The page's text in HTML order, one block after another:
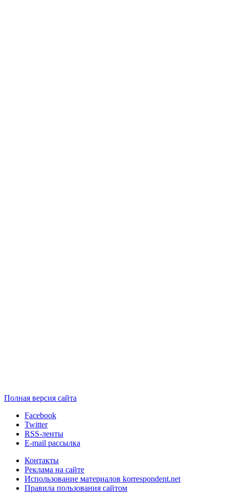
Полная версия сайта
Facebook
Twitter
RSS-ленты
E-mail рассылка
Контакты
Реклама на сайте
Использование материалов korrespondent.net
Правила пользования сайтом